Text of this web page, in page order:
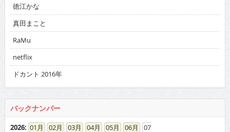
徳江かな
真田まこと
RaMu
netflix
ドカント 2016年
バックナンバー
2026: 01 02 03 04 05 06
07